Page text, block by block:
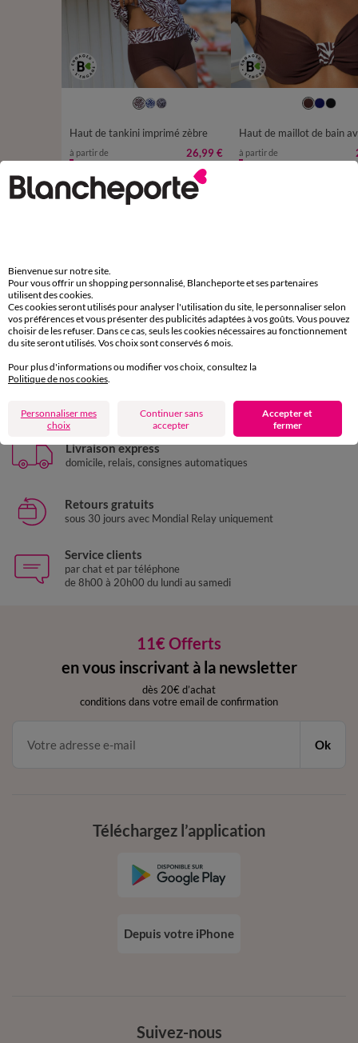
44 46
Haut de tankini imprimé zèbre
à partir de 26,99 € à partir de
Maillot de bain couvrant
Maillot de bain piscine
Bikini femme
Maillot de bain sport
Bas de maillot de bain
Payez plus tard ou en plusieurs fois
Livraison express
domicile, relais, consignes automatiques
Retours gratuits
sous 30 jours avec Mondial Relay uniquement
Service clients
par chat et par téléphone
de 8h00 à 20h00 du lundi au samedi
11€ Offerts
en vous inscrivant à la newsletter
dès 20€ d’achat
conditions dans votre email de confirmation
Ok
Suivez-nous
Téléchargez l’application
Depuis votre iPhone
Bienvenue sur notre site.
Pour vous offrir un shopping personnalisé, Blancheporte et ses partenaires
utilisent des cookies.
Ces cookies seront utilisés pour analyser l'utilisation du site, le personnaliser selon
vos préférences et vous présenter des publicités adaptées à vos goûts. Vous pouvez
choisir de les refuser. Dans ce cas, seuls les cookies nécessaires au fonctionnement
du site seront utilisés. Vos choix sont conservés 6 mois.
Pour plus d'informations ou modifier vos choix, consultez la
Politique de nos cookies.
Personnaliser mes
choix
Continuer sans
accepter
Accepter et
fermer